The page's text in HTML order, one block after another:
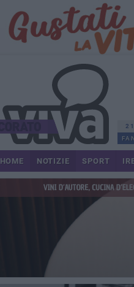
HOME NOTIZIE SPORT